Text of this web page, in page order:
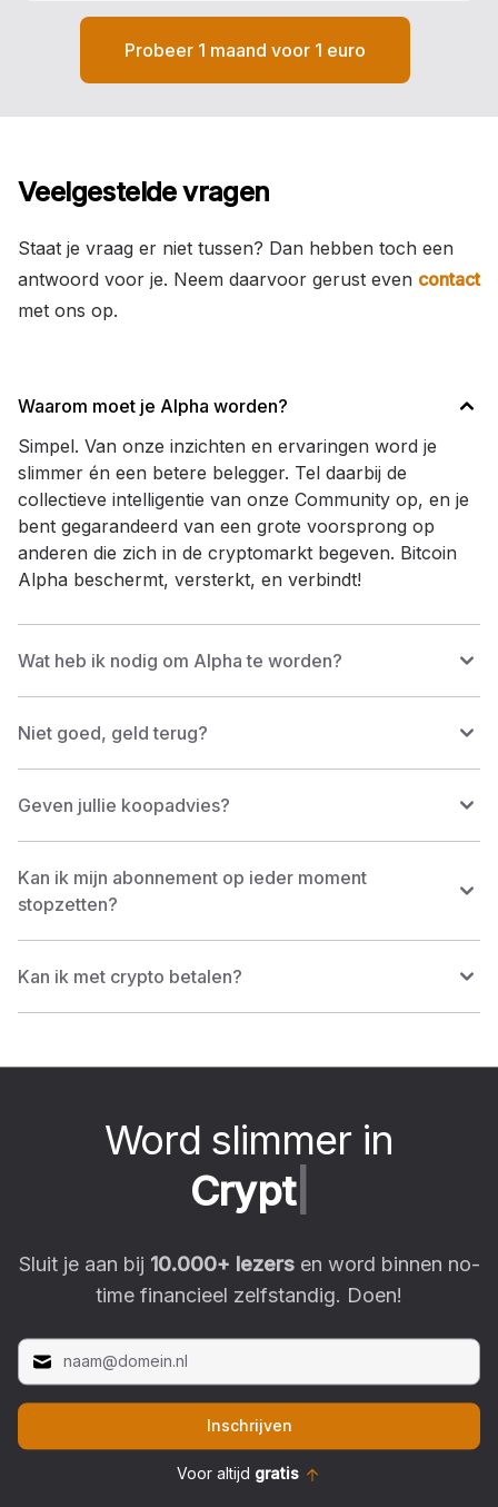
Probeer 1 maand voor 1 euro
Veelgestelde vragen
Staat je vraag er niet tussen? Dan hebben toch een
antwoord voor je. Neem daarvoor gerust even contact
met ons op.
Waarom moet je Alpha worden?
Simpel. Van onze inzichten en ervaringen word je
slimmer én een betere belegger. Tel daarbij de
collectieve intelligentie van onze Community op, en je
bent gegarandeerd van een grote voorsprong op
anderen die zich in de cryptomarkt begeven. Bitcoin
Alpha beschermt, versterkt, en verbindt!
Wat heb ik nodig om Alpha te worden?
Niet goed, geld terug?
Geven jullie koopadvies?
Kan ik mijn abonnement op ieder moment
stopzetten?
Kan ik met crypto betalen?
Word slimmer in
Crypto
Sluit je aan bij 10.000+ lezersen word binnen no-
time financieel zelfstandig. Doen!
Inschrijven
Voor altijd gratis